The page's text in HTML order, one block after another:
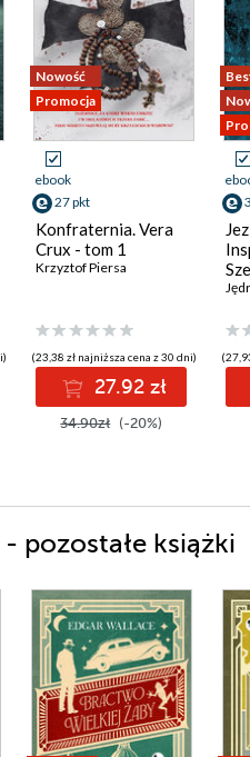
Nowość
Promocja
ebook
27 pkt
Konfraternia. Vera
Crux - tom 1
Krzyztof Piersa
(23,38 zł najniższa cena z 30 dni)
27.92 zł
34.90zł (-20%)
pozostałe książki